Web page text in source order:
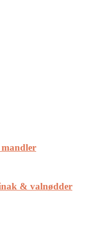
& valnødder